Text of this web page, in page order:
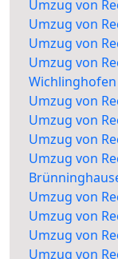
Umzug von
Umzug von
Umzug von
Umzug von
Wichlinghofen
Umzug von
Umzug von
Umzug von
Umzug von
Umzug von
Umzug von
Umzug von
Umzug von